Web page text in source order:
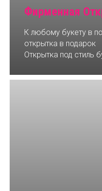
Фирменная
К любому букету в
открытка в подарок
Открытка под стиль